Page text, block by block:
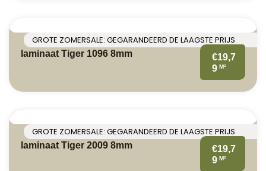
GROTE ZOMERSALE: GEGARANDEERD DE LAAGSTE PRIJS
laminaat Tiger 1096 8mm
€19,7
9 M²
GROTE ZOMERSALE: GEGARANDEERD DE LAAGSTE PRIJS
laminaat Tiger 2009 8mm
€19,7
9 M²